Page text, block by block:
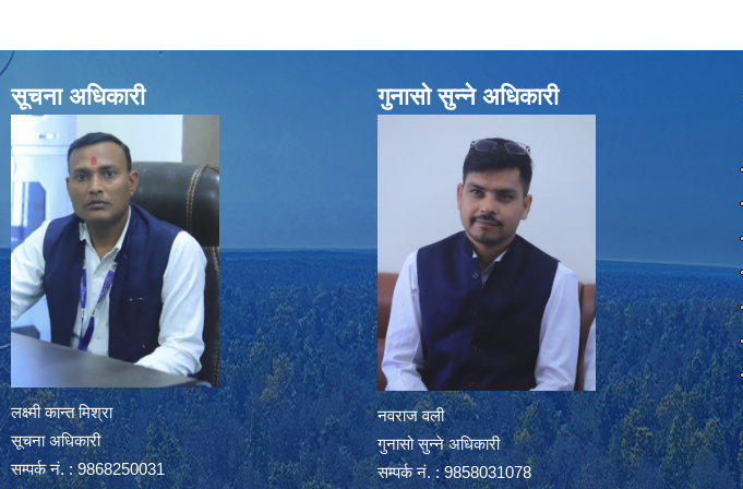
सूचना अधिकारी
लक्ष्मी कान्त मिश्रा
सूचना अधिकारी
सम्पर्क नं. : 9868250031
गुनासो सुन्ने अधिकारी
नवराज वली
गुनासो सुन्ने अधिकारी
सम्पर्क नं. : 9858031078